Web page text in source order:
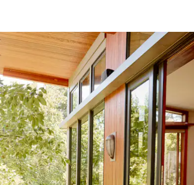
le bas pour les parcourir ou en appuyant et en faisant